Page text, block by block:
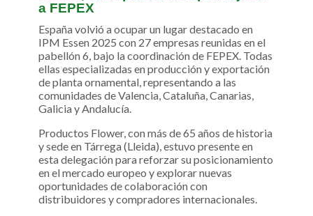
a FEPEX
España volvió a ocupar un lugar destacado en
IPM Essen 2025 con 27 empresas reunidas en el
pabellón 6, bajo la coordinación de FEPEX. Todas
ellas especializadas en producción y exportación
de planta ornamental, representando a las
comunidades de Valencia, Cataluña, Canarias,
Galicia y Andalucía.
Productos Flower, con más de 65 años de historia
y sede en Tárrega (Lleida), estuvo presente en
esta delegación para reforzar su posicionamiento
en el mercado europeo y explorar nuevas
oportunidades de colaboración con
distribuidores y compradores internacionales.